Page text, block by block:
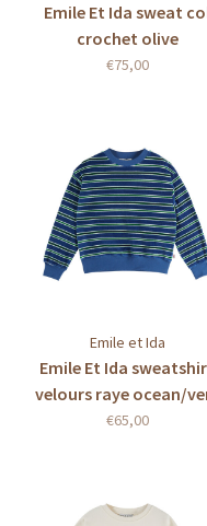
Emile Et Ida sweat
crochet olive
€75,00
Emile et Ida
Emile Et Ida
velours raye ocean/
€65,00